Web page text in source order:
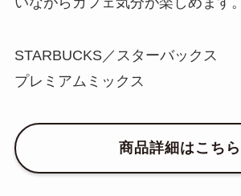
STARBUCKS／スターバックス
プレミアムミックス
商品詳細はこちら